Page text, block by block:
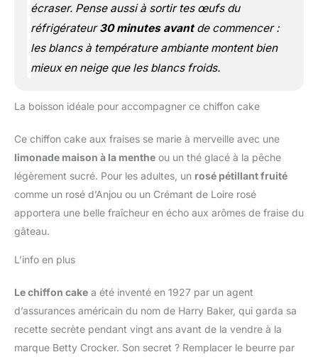
écraser. Pense aussi à sortir tes œufs du
réfrigérateur30 minutes avantde commencer :
les blancs à température ambiante montent bien
mieux en neige que les blancs froids.
La boisson idéale pour accompagner ce chiffon cake
Ce chiffon cake aux fraises se marie à merveille avec une
limonade maison à la menthe ou un thé glacé à la pêche
légèrement sucré. Pour les adultes, un rosé pétillant fruité
comme un rosé d’Anjou ou un Crémant de Loire rosé
apportera une belle fraîcheur en écho aux arômes de fraise du
gâteau.
L’info en plus
Le chiffon cake a été inventé en 1927 par un agent
d’assurances américain du nom de Harry Baker, qui garda sa
recette secrète pendant vingt ans avant de la vendre à la
marque Betty Crocker. Son secret ? Remplacer le beurre par